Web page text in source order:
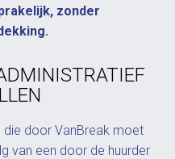
zonder
die door VanBreak moet
van een door de huurder